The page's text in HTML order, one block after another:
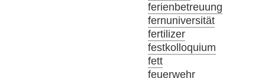
ferienbetreuung
fernuniversität
fertilizer
festkolloquium
fett
feuerwehr